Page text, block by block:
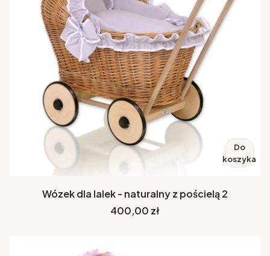
Do
koszyka
Wózek dla lalek - naturalny z pościelą 2
Cena
400,00 zł